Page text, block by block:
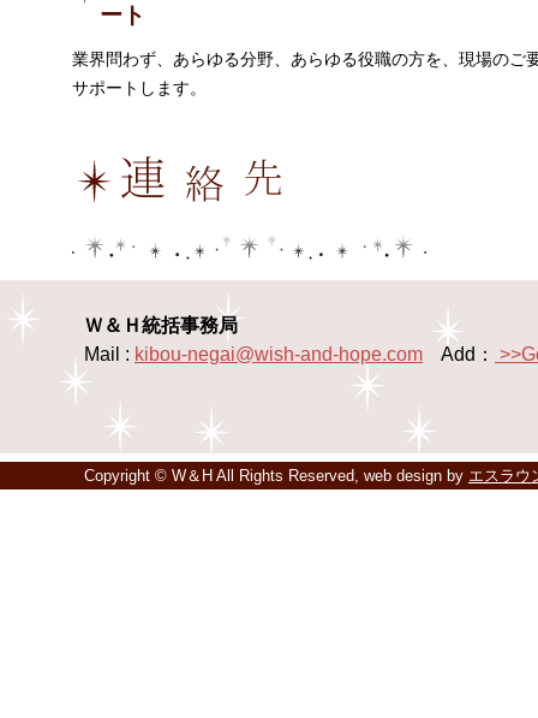
ート
業界問わず、あらゆる分野、あらゆる役職の方を、現場のご
サポートします。
Ｗ＆Ｈ統括事務局
Mail : kibou-negai@wish-and-hope.com Add：
Copyright © W＆H All Rights Reserved, web design by エスラウ